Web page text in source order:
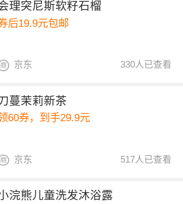
理突尼斯软籽石榴
后19.9元包邮
330人已查看
京东
蔓茉莉新茶
60券，到手29.9元
517人已查看
京东
浣熊儿童洗发沐浴露